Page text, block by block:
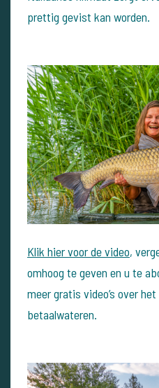
prettig gevist kan worden.
Klik hier voor de video,
omhoog te geven en u te
meer gratis video’s over
betaalwateren.